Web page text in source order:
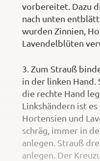
vorbereitet. Dazu
nach unten
wurden Zinnien,
Lavendelblüten
3. Zum Strauß
in der linken Hand.
die rechte Hand
Linkshändern ist
Hortensien und
schräg, immer in
anlegen. Strauß
anlegen. Der